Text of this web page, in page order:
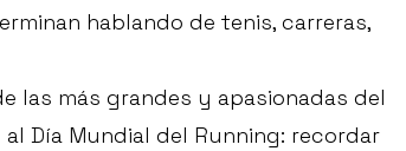
hablando de tenis, carreras,
las más grandes y apasionadas del
Día Mundial del Running: recordar